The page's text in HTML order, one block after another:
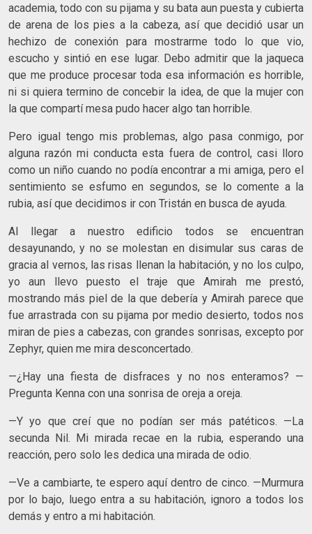
academia, todo con su pijama y su bata aun puesta y cubierta
de arena de los pies a la cabeza, así que decidió usar un
hechizo de conexión para mostrarme todo lo que vio,
escucho y sintió en ese lugar. Debo admitir que la jaqueca
que me produce procesar toda esa información es horrible,
ni si quiera termino de concebir la idea, de que la mujer con
la que compartí mesa pudo hacer algo tan horrible.
Pero igual tengo mis problemas, algo pasa conmigo, por
alguna razón mi conducta esta fuera de control, casi lloro
como un niño cuando no podía encontrar a mi amiga, pero el
sentimiento se esfumo en segundos, se lo comente a la
rubia, así que decidimos ir con Tristán en busca de ayuda.
Al llegar a nuestro edificio todos se encuentran
desayunando, y no se molestan en disimular sus caras de
gracia al vernos, las risas llenan la habitación, y no los culpo,
yo aun llevo puesto el traje que Amirah me prestó,
mostrando más piel de la que debería y Amirah parece que
fue arrastrada con su pijama por medio desierto, todos nos
miran de pies a cabezas, con grandes sonrisas, excepto por
Zephyr, quien me mira desconcertado.
—¿Hay una fiesta de disfraces y no nos enteramos? —
Pregunta Kenna con una sonrisa de oreja a oreja.
—Y yo que creí que no podían ser más patéticos. —La
secunda Nil. Mi mirada recae en la rubia, esperando una
reacción, pero solo les dedica una mirada de odio.
—Ve a cambiarte, te espero aquí dentro de cinco. —Murmura
por lo bajo, luego entra a su habitación, ignoro a todos los
demás y entro a mi habitación.